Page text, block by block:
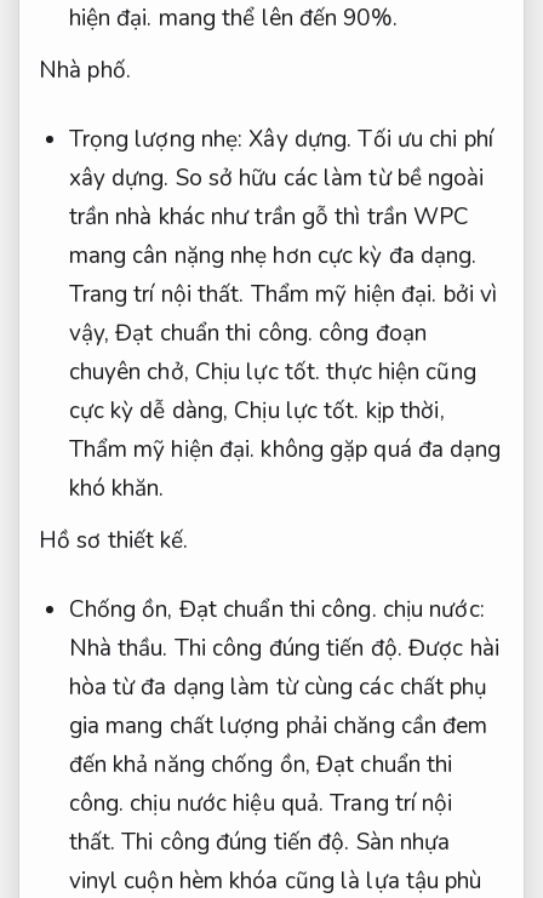
hiện đại. mang thể lên đến 90%.
Nhà phố.
Trọng lượng nhẹ:Xây dựng. Tối ưu chi phí
xây dựng. So sở hữu các làm từ bề ngoài
trần nhà khác như trần gỗ thì trần WPC
mang cân nặng nhẹ hơn cực kỳ đa dạng.
Trang trí nội thất. Thẩm mỹ hiện đại. bởi vì
vậy,Đạt chuẩn thi công. công đoạn
chuyên chở, Chịu lực tốt. thực hiện cũng
cực kỳ dễ dàng, Chịu lực tốt. kịp thời,
Thẩm mỹ hiện đại. không gặp quá đa dạng
khó khăn.
Hồ sơ thiết kế.
Chống ồn, Đạt chuẩn thi công. chịu nước:
Nhà thầu. Thi công đúng tiến độ. Được hài
hòa từ đa dạng làm từ cùng các chất phụ
gia mang chất lượng phải chăng cần đem
đến khả năng chống ồn, Đạt chuẩn thi
công. chịu nước hiệu quả.Trang trí nội
thất. Thi công đúng tiến độ. Sàn nhựa
vinyl cuộn hèm khóa cũng là lựa tậu phù